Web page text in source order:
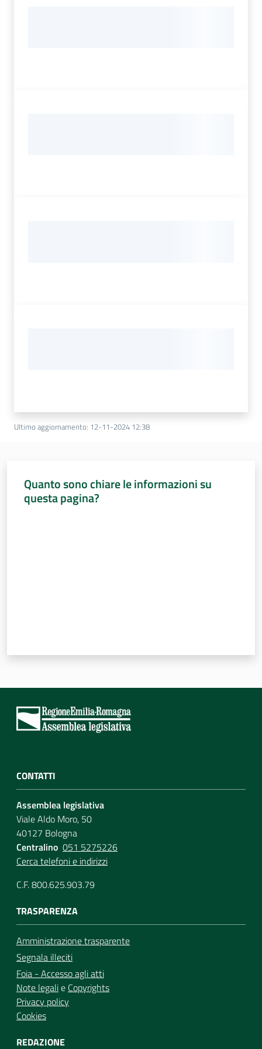
Ultimo aggiornamento: 12-11-2024 12:38
Quanto sono chiare le informazioni su
questa pagina?
CONTATTI
Assemblea legislativa
Viale Aldo Moro, 50
40127 Bologna
Centralino 051 5275226
Cerca telefoni e indirizzi
C.F. 800.625.903.79
TRASPARENZA
Amministrazione trasparente
Segnala illeciti
Foia - Accesso agli atti
Note legalie Copyrights
Privacy policy
Cookies
REDAZIONE